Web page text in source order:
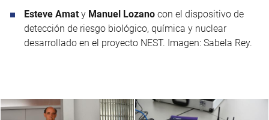
Esteve Amat y Manuel Lozano con el dispositivo de
detección de riesgo biológico, química y nuclear
desarrollado en el proyecto NEST. Imagen: Sabela Rey.